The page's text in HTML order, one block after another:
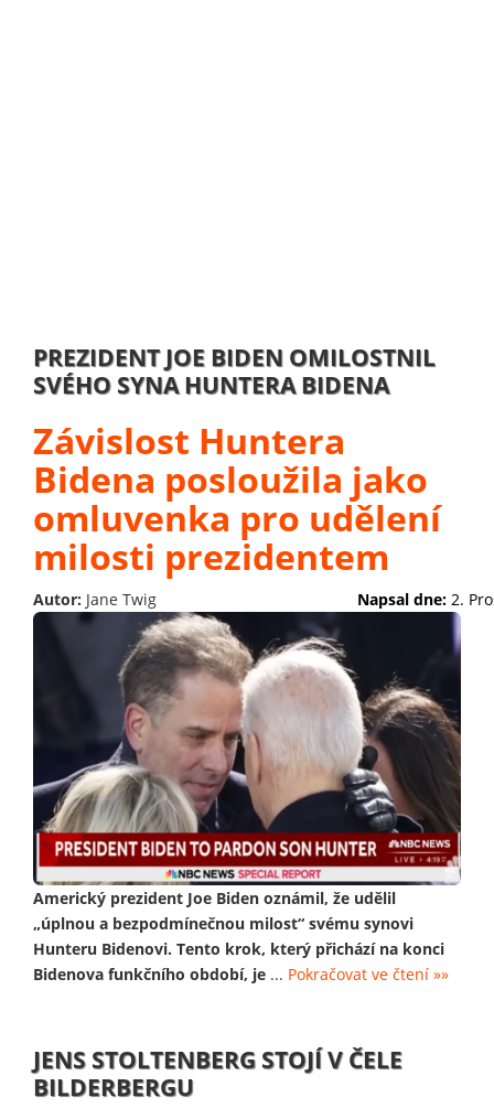
PREZIDENT JOE BIDEN OMILOSTNIL
SVÉHO SYNA HUNTERA BIDENA
Závislost Huntera
Bidena posloužila jako
omluvenka pro udělení
milosti prezidentem
Autor: Jane Twig Napsal dne: 2.
Americký prezident Joe Biden oznámil, že udělil
„úplnou a bezpodmínečnou milost“ svému synovi
Hunteru Bidenovi. Tento krok, který přichází na konci
Bidenova funkčního období, je ... Pokračovat ve čtení »»
JENS STOLTENBERG STOJÍ V ČELE
BILDERBERGU